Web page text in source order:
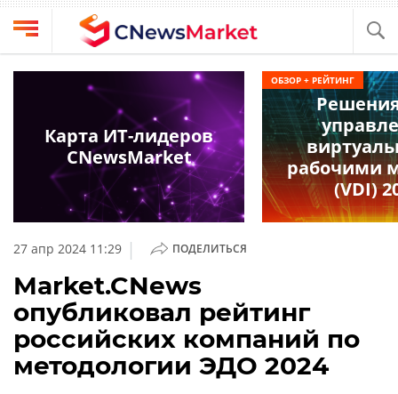
Выбрать
провайдера
Компании
обзоры
кабинет
О
проекте
CNews
CNews
Конференции
Техника
27 апр 2024 11:29 | ПОДЕЛИТЬСЯ
Market.CNews
опубликовал рейтинг
российских компаний по
методологии ЭДО 2024
Карта ИТ-лидеров
CNewsMarket
рабочими
(VDI)
ОБЗОР + РЕЙТИНГ